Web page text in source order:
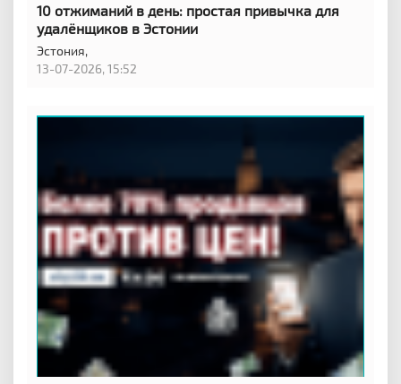
10 отжиманий в день: простая привычка для
удалёнщиков в Эстонии
Эстония,
13-07-2026, 15:52